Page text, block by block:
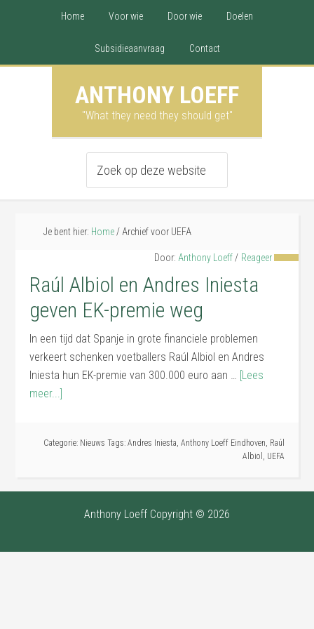
Home Voor wie Door wie Doelen
Subsidieaanvraag Contact
ANTHONY LOEFF
"What they need they should get"
Je bent hier: Home / Archief voor UEFA
Door: Anthony Loeff Reageer
Raúl Albiol en Andres Iniesta
geven EK-premie weg
In een tijd dat Spanje in grote financiele problemen
verkeert schenken voetballers Raúl Albiol en Andres
Iniesta hun EK-premie van 300.000 euro aan … [Lees
meer...]
Categorie: Nieuws Tags: Andres Iniesta, Anthony Loeff Eindhoven, Raúl
Albiol , UEFA
Anthony Loeff Copyright © 2026